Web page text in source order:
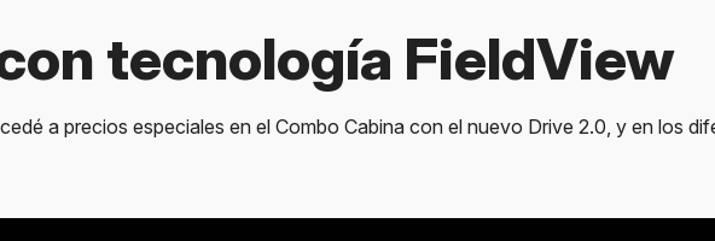
tecnología FieldView
a precios especiales en el Combo Cabina con el nuevo Drive 2.0, y en los